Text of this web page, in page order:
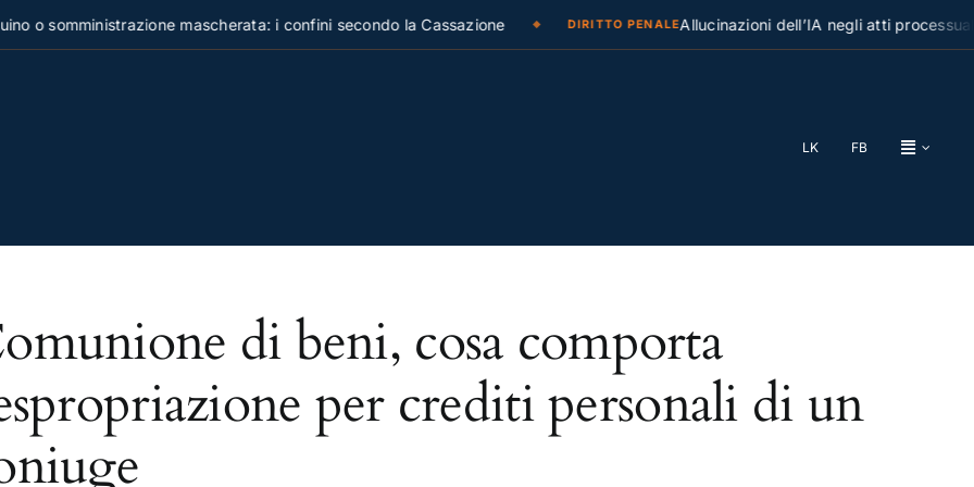
o somministrazione mascherata: i confini secondo la Cassazione DIRITTO PENALEAllucinazioni dell’IA negli atti
LK FB
di beni, cosa comporta
per crediti personali di un